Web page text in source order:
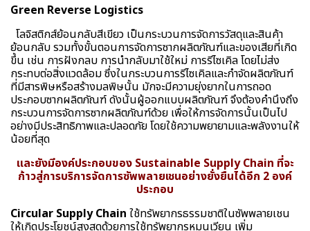
Green Reverse Logistics
โลจิสติกส์ย้อนกลับสีเขียว เป็นกระบวนการจัดการวัสดุและสินค้า
ย้อนกลับ รวมทั้งขั้นตอนการจัดการซากผลิตภัณฑ์และของเสียที่เกิด
ขึ้น เช่น การฝังกลบ การนำกลับมาใช้ใหม่ การรีไซเคิล โดยไม่ส่ง
กระทบต่อสิ่งแวดล้อม ซึ่งในกระบวนการรีไซเคิลและกำจัดผลิตภัณฑ์
ที่มีสารพิษหรือสร้างมลพิษนั้น มักจะมีความยุ่งยากในการถอด
ประกอบซากผลิตภัณฑ์ ดังนั้นผู้ออกแบบผลิตภัณฑ์ จึงต้องคำนึงถึง
กระบวนการจัดการซากผลิตภัณฑ์ด้วย เพื่อให้การจัดการนั้นเป็นไป
อย่างมีประสิทธิภาพและปลอดภัย โดยใช้ความพยายามและพลังงานให้
น้อยที่สุด
และยังมีองค์ประกอบของ Sustainable Supply Chain ที่จะ
ก้าวสู่การบริการจัดการซัพพลายเชนอย่างยั่งยืนได้อีก 2 องค์
ประกอบ
Circular Supply Chain ใช้ทรัพยากรธรรมชาติในซัพพลายเชน
ให้เกิดประโยชน์สูงสุดด้วยการใช้ทรัพยากรหมุนเวียน เพิ่ม